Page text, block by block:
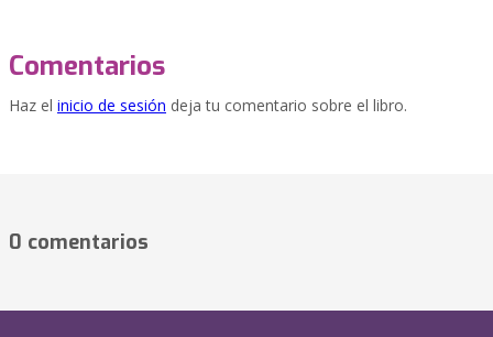
Comentarios
Haz el inicio de sesión deja tu comentario sobre el libro.
0 comentarios